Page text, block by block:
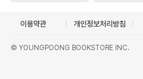
이용약관 개인정보처리방침
© YOUNGPOONG BOOKSTORE INC.